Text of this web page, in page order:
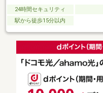
24時間セキュリティ
駅から徒歩15分以内